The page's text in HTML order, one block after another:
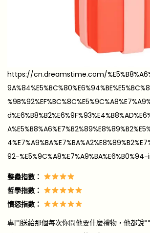
https://cn.dreamstime.com/
92-
整蠱指數：
哲學指數：
憤怒指數：
專門送給那個每次你問他要什麼禮物，他都說